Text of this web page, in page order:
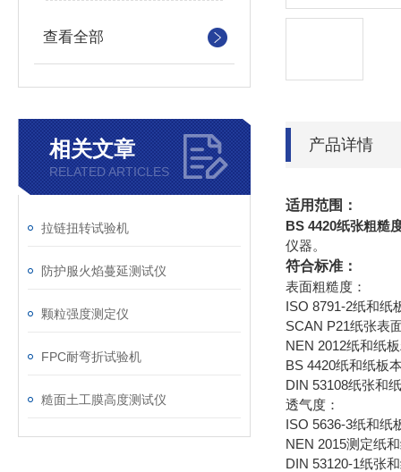
查看全部
相关文章
RELATED ARTICLES
拉链扭转试验机
防护服火焰蔓延测试仪
颗粒强度测定仪
FPC耐弯折试验机
糙面土工膜高度测试仪
产品详情
适用范围：
BS 4420纸张粗糙
仪器。
符合标准：
表面粗糙度：
ISO 8791-2纸和纸
SCAN P21纸张表
NEN 2012纸和纸
BS 4420纸和纸板
DIN 53108纸张和
透气度：
ISO 5636-3纸和纸
NEN 2015测定纸
DIN 53120-1纸张